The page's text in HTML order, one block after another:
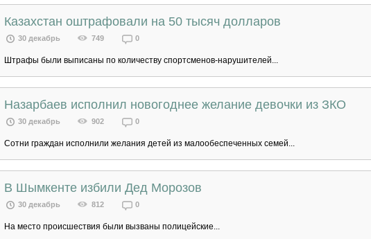
Казахстан оштрафовали на 50 тысяч долларов
30 декабрь 749 0
Штрафы были выписаны по количеству спортсменов-нарушителей...
Назарбаев исполнил новогоднее желание девочки из ЗКО
30 декабрь 902 0
Сотни граждан исполнили желания детей из малообеспеченных семей...
В Шымкенте избили Дед Морозов
30 декабрь 812 0
На место происшествия были вызваны полицейские...